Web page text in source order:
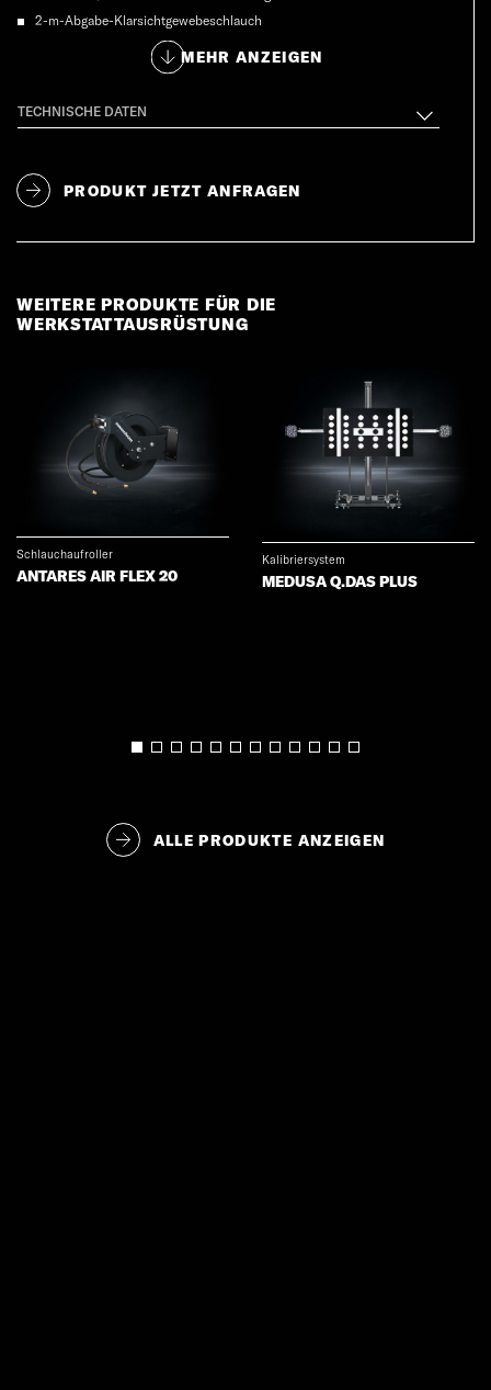
2-m-Abgabe-Klarsichtgewebeschlauch
Absaugung mittels Vakuumprinzip, Saugleistung ca. 3 l/min
Füllstandsanzeige mit Messskala
Absperrhahn und Klemmschraube für Druckentleerung
min. zwei Jahre Garantie
MEHR ANZEIGEN
TECHNISCHE DATEN
PRODUKT JETZT ANFRAGEN
WEITERE PRODUKTE FÜR DIE
WERKSTATTAUSRÜSTUNG
Schlauchaufroller
ANTARES AIR FLEX 20
Kalibriersystem
MEDUSA Q.DAS PLUS
ALLE PRODUKTE ANZEIGEN